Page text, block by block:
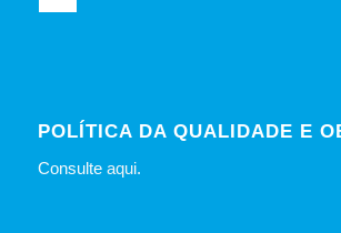
POLÍTICA DA QUALIDADE E
Consulte aqui.